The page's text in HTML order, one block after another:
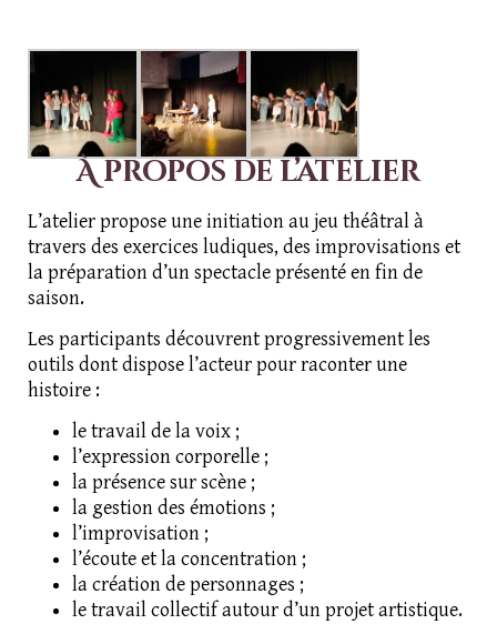
À propos de l’atelier
L’atelier propose une initiation au jeu théâtral à
travers des exercices ludiques, des improvisations et
la préparation d’un spectacle présenté en fin de
saison.
Les participants découvrent progressivement les
outils dont dispose l’acteur pour raconter une
histoire :
le travail de la voix ;
l’expression corporelle ;
la présence sur scène ;
la gestion des émotions ;
l’improvisation ;
l’écoute et la concentration ;
la création de personnages ;
le travail collectif autour d’un projet artistique.